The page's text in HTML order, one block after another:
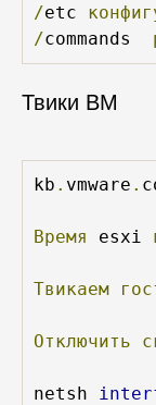
/etc
/commands
Твики ВМ
kb . vmware .
Время esxi
Твикаем
Отключить
netsh